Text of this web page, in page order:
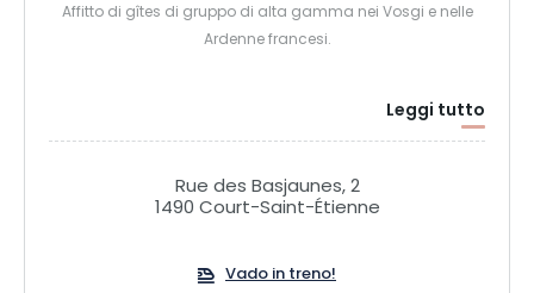
Affitto di gîtes di gruppo di alta gamma nei Vosgi e nelle
Ardenne francesi.
Leggi tutto
Rue des Basjaunes, 2
1490 Court-Saint-Étienne
Vado in treno!